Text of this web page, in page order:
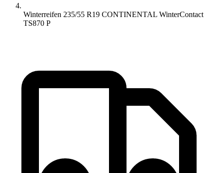
Winterreifen 235/55 R19 CONTINENTAL WinterContact
TS870 P